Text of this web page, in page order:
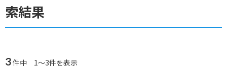
索結果
3件中 1～3件を表示